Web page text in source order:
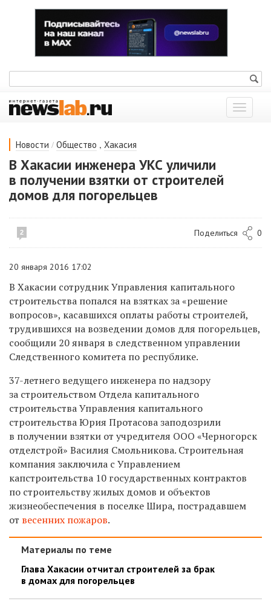
Показать
меню
Новости / Общество , Хакасия
В Хакасии инженера УКС уличили
в получении взятки от строителей
домов для погорельцев
2 Поделиться 0
20 января 2016 17:02
В Хакасии сотрудник Управления капитального
строительства попался на взятках за «решение
вопросов», касавшихся оплаты работы строителей,
трудившихся на возведении домов для погорельцев,
сообщили 20 января в следственном управлении
Следственного комитета по республике.
37-летнего ведущего инженера по надзору
за строительством Отдела капитального
строительства Управления капитального
строительства Юрия Протасова заподозрили
в получении взятки от учредителя ООО «Черногорск
отделстрой» Василия Смольникова. Строительная
компания заключила с Управлением
капстроительства 10 государственных контрактов
по строительству жилых домов и объектов
жизнеобеспечения в поселке Шира, пострадавшем
от весенних пожаров.
Материалы по теме
Глава Хакасии отчитал строителей за брак
в домах для погорельцев